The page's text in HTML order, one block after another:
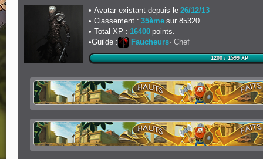
Avatar existant depuis le 26/12/13
Classement : 35ème sur 85320.
Total XP : 16400 points.
Guilde :
Faucheurs Chef
1200 / 1599 XP